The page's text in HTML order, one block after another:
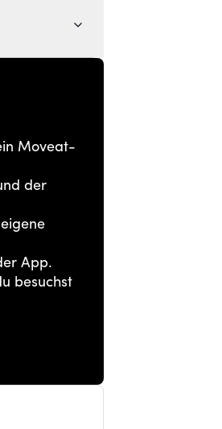
Moveat-
der
App.
besuchst